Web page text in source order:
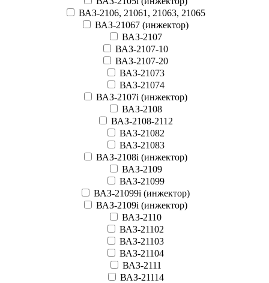
ВАЗ-2106, 21061, 21063, 21065
ВАЗ-21067 (инжектор)
ВАЗ-2107
ВАЗ-2107-10
ВАЗ-2107-20
ВАЗ-21073
ВАЗ-21074
ВАЗ-2107i (инжектор)
ВАЗ-2108
ВАЗ-2108-2112
ВАЗ-21082
ВАЗ-21083
ВАЗ-2108i (инжектор)
ВАЗ-2109
ВАЗ-21099
ВАЗ-21099i (инжектор)
ВАЗ-2109i (инжектор)
ВАЗ-2110
ВАЗ-21102
ВАЗ-21103
ВАЗ-21104
ВАЗ-2111
ВАЗ-21114